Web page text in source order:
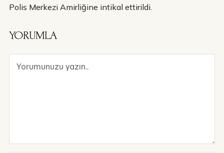
Polis Merkezi Amirliğine intikal ettirildi.
YORUMLA